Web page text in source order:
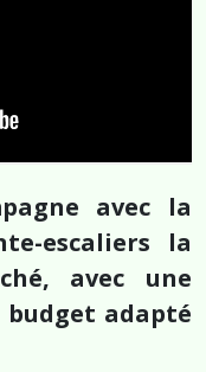
avec la
escaliers la
avec une
budget adapté